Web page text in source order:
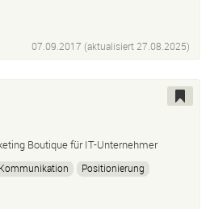
07.09.2017 (aktualisiert27.08.2025)
Boutique für IT-Unternehmer
Positionierung